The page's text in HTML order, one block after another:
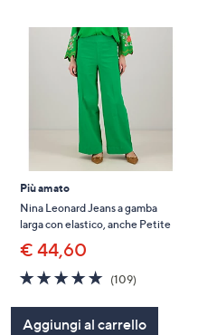
Più amato
Nina Leonard Jeans a gamba
larga con elastico, anche Petite
€ 44,60
4.7
of
5
Stars
(109)109
Aggiungi al carrello